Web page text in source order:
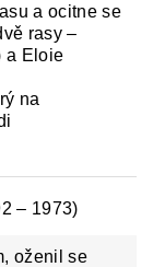
a ocitne se
rasy –
a Eloie
na
– 1973)
oženil se